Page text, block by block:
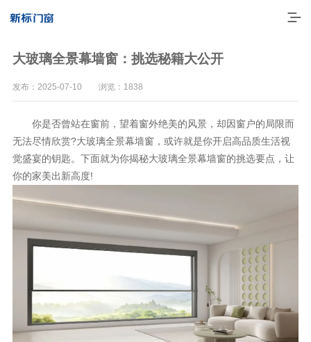
高端门窗
门窗实力派
理想生活
大玻璃全景幕墙窗：挑选秘籍大公开
发布：2025-07-10 浏览：1838
你是否曾站在窗前，望着窗外绝美的风景，却因窗户的局限而
无法尽情欣赏?大玻璃全景幕墙窗，或许就是你开启高品质生活视
觉盛宴的钥匙。下面就为你揭秘大玻璃全景幕墙窗的挑选要点，让
你的家美出新高度!